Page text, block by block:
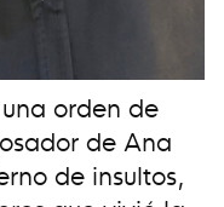
orden de
de Ana
de insultos,